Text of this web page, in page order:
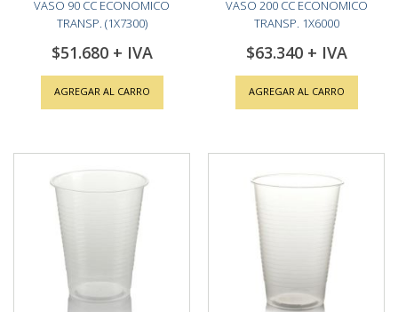
VASO 90 CC ECONOMICO
TRANSP. (1X7300)
$51.680
AGREGAR AL CARRO
VASO 200 CC ECONOMICO
TRANSP. 1X6000
$63.340
AGREGAR AL CARRO